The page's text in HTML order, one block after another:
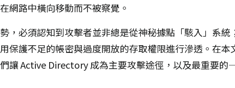
網路中橫向移動而不被察覺。
，必須認知到攻擊者並非總是從神秘據點「駭入」系
保護不足的帳密與過度開放的存取權限進行滲透。在
讓 Active Directory 成為主要攻擊途徑，以及最重要